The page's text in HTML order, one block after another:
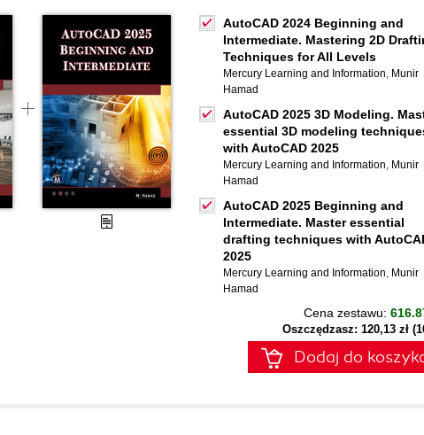
AutoCAD 2024 Beginning and
Intermediate. Mastering 2D
Techniques for All Levels
Mercury Learning and Information, Munir
Hamad
AutoCAD 2025 3D Modeling.
essential 3D modeling
with AutoCAD 2025
Mercury Learning and Information, Munir
Hamad
AutoCAD 2025 Beginning and
Intermediate. Master essential
drafting techniques with
2025
Mercury Learning and Information, Munir
Hamad
Cena zestawu:
Oszczędzasz: 120,13 zł
Dodaj do